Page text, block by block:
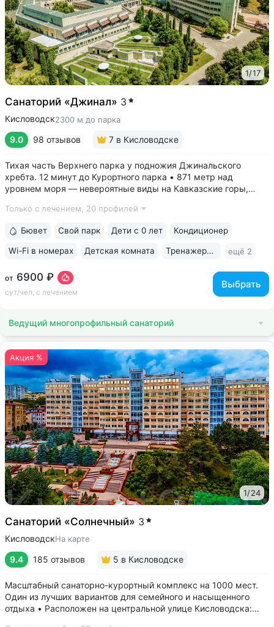
1/17
Санаторий «Джинал» 3
Кисловодск2300 м до парка
9.0 98 отзывов 7 в Кисловодске
Тихая часть Верхнего парка у подножия Джинальского
хребта. 12 минут до Курортного парка • 871 метр над
уровнем моря ­— невероятные виды на Кавказские горы,
расположены лучшие смотровые площадки Кисловодска •
Только с лечением, 20 профилей
от 6900 ₽
сут/чел, с лечением
Выбрать
Бювет Свой парк Дети с 0 лет Кондиционер
Wi-Fi в номерах Детская комната Тренажерный зал ещё 2
Ведущий многопрофильный санаторий
Акция %
1/24
Санаторий «Солнечный» 3
КисловодскНа карте
9.4 185 отзывов 5 в Кисловодске
Масштабный санаторно-курортный комплекс на 1000 мест.
Один из лучших вариантов для семейного и насыщенного
отдыха • Расположен на центральной улице Кисловодска: